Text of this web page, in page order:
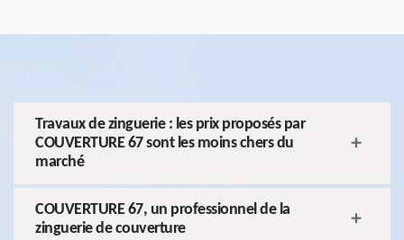
Travaux de zinguerie : les prix proposés par
COUVERTURE 67 sont les moins chers du
marché
COUVERTURE 67, un professionnel de la
zinguerie de couverture